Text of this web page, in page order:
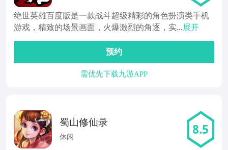
绝世英雄百度版是一款战斗超级精彩的角色扮演类手机
游戏，精致的场景画面，火爆激烈的角逐，实...展开
预约
需优先下载九游APP
蜀山修仙录
休闲 8.5